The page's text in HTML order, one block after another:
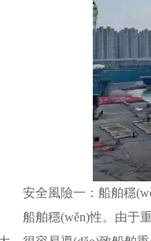
全風險一：船舶穩
舶穩(wěn)性。由于